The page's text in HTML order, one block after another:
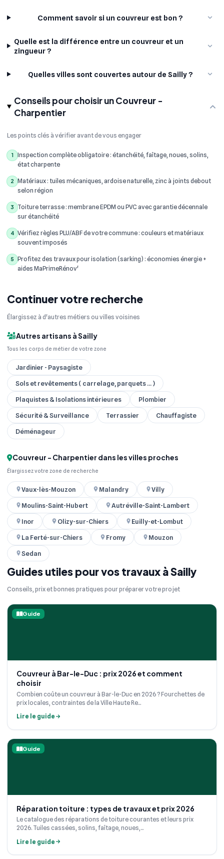
Comment savoir si un couvreur est bon ?
Quelle est la différence entre un couvreur et un
zingueur ?
Quelles villes sont couvertes autour de Sailly ?
Conseils pour choisir un Couvreur -
Charpentier
Les points clés à vérifier avant de vous engager
1
Inspection complète obligatoire : étanchéité, faîtage, noues, solins,
état charpente
2
Matériaux : tuiles mécaniques, ardoise naturelle, zinc à joints debout
selon région
3
Toiture terrasse : membrane EPDM ou PVC avec garantie décennale
sur étanchéité
4 Vérifiez règles PLU/ABF de votre commune : couleurs et matériaux
souvent imposés
5
Profitez des travaux pour isolation (sarking) : économies énergie +
aides MaPrimeRénov'
Continuer votre recherche
Élargissez à d'autres métiers ou villes voisines
Autres artisans à Sailly
Tous les corps de métier de votre zone
Jardinier - Paysagiste
Sols et revêtements ( carrelage, parquets ... )
Plaquistes & Isolations intérieures
Plombier
Sécurité & Surveillance
Terrassier
Chauffagiste
Déménageur
Couvreur - Charpentier dans les villes proches
Élargissez votre zone de recherche
Vaux-lès-Mouzon Malandry
Villy
Moulins-Saint-Hubert
Autréville-Saint-Lambert
Inor
Olizy-sur-Chiers
Euilly-et-Lombut
La Ferté-sur-Chiers
Fromy
Mouzon
Sedan
Guides utiles pour vos travaux à Sailly
Conseils, prix et bonnes pratiques pour préparer votre projet
Guide
Couvreur à Bar-le-Duc : prix 2026 et comment
choisir
Combien coûte un couvreur à Bar-le-Duc en 2026 ? Fourchettes de
prix locales, contraintes de la Ville Haute Re...
Lire le guide
Guide
Réparation toiture : types de travaux et prix 2026
Le catalogue des réparations de toiture courantes et leurs prix
2026. Tuiles cassées, solins, faîtage, noues,...
Lire le guide